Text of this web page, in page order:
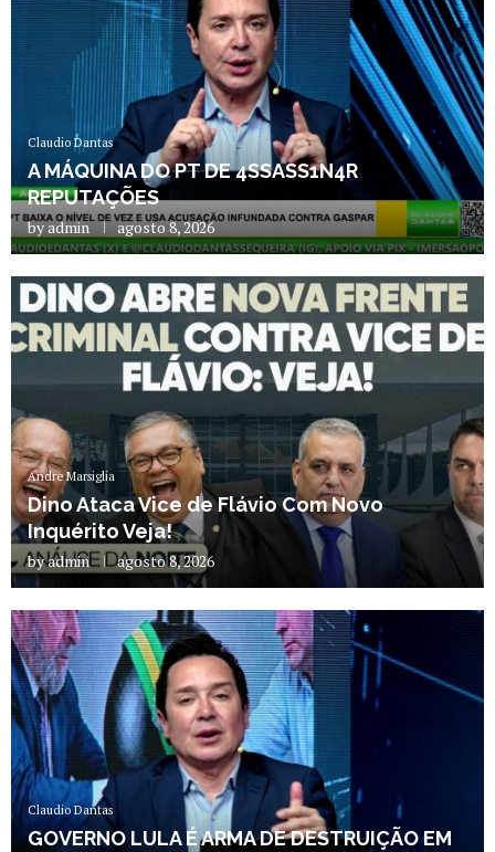
Claudio Dantas
A MÁQUINA DO PT DE 4SSASS1N4R
REPUTAÇÕES
byadmin agosto 8, 2026
Andre Marsiglia
Dino Ataca Vice de Flávio Com Novo
Inquérito Veja!
byadmin agosto 8, 2026
Claudio Dantas
GOVERNO LULA É ARMA DE DESTRUIÇÃO EM